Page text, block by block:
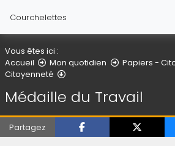
Courchelettes
Vous êtes ici :
Accueil
Mon quotidien
Papiers -
Citoyenneté
Médaille du Travail
Partagez